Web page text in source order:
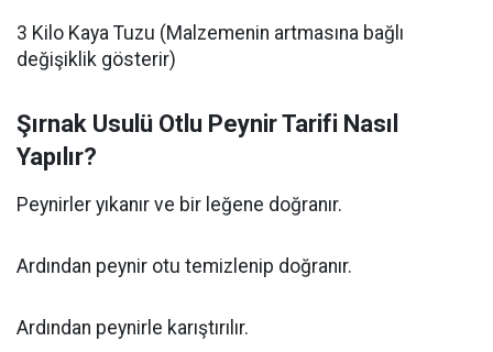
3 Kilo Kaya Tuzu (Malzemenin artmasına bağlı
değişiklik gösterir)
Şırnak Usulü Otlu Peynir Tarifi Nasıl
Yapılır?
Peynirler yıkanır ve bir leğene doğranır.
Ardından peynir otu temizlenip doğranır.
Ardından peynirle karıştırılır.